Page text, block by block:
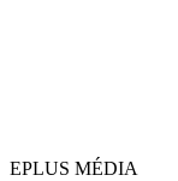
EPLUS MÉDIA